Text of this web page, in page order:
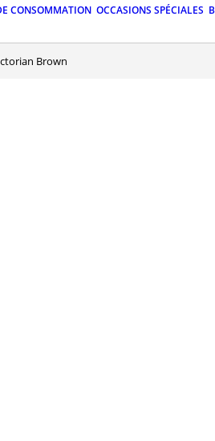
CONSOMMATION OCCASIONS SPÉCIALES
Brown